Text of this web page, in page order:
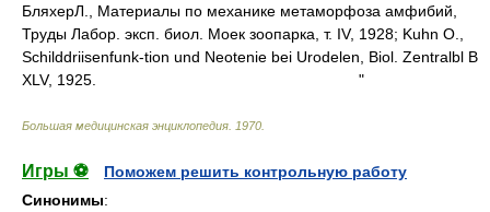
БляхерЛ., Материалы по механике метаморфоза амфибий,
Труды Лабор. эксп. биол. Моек зоопарка, т. IV, 1928; Kuhn О.,
Schilddriisenfunk-tion und Neotenie bei Urodelen, Biol. Zentralbl В
XLV, 1925.
"
Большая медицинская энциклопедия 1970
Игры ⚽
Поможем решить контрольную работу
Синонимы: